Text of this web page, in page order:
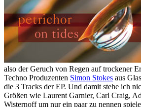
also der Geruch von Regen auf trockener
Techno Produzenten Simon Stokes aus
die 3 Tracks der EP. Und damit stehe ich
Größen wie Laurent Garnier, Carl Craig,
Wisternoff um nur ein paar zu nennen